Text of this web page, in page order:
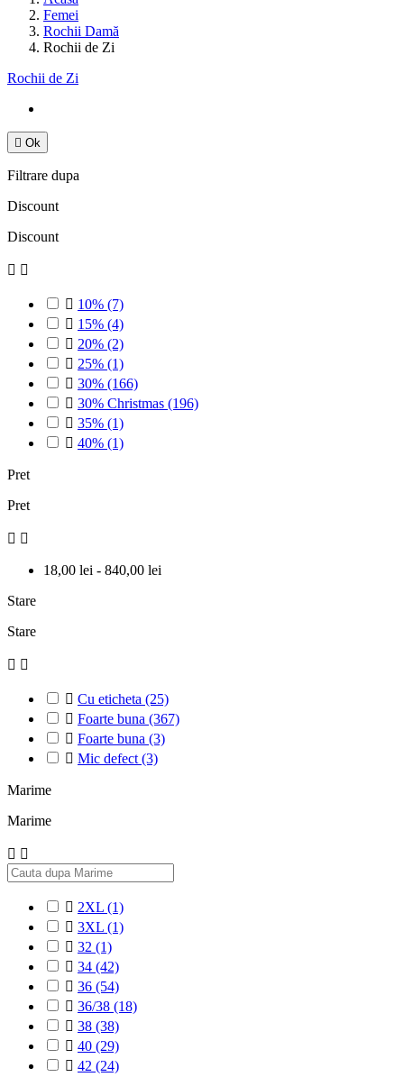
Femei
Rochii Damă
Rochii de Zi
Rochii de Zi
 Ok
Filtrare dupa
Discount
Discount
 
 10% (7)
 15% (4)
 20% (2)
 25% (1)
 30% (166)
 30% Christmas (196)
 35% (1)
 40% (1)
Pret
Pret
 
18,00 lei - 840,00 lei
Stare
Stare
 
 Cu eticheta (25)
 Foarte buna (367)
 Foarte buna (3)
 Mic defect (3)
Marime
Marime
 
 2XL (1)
 3XL (1)
 32 (1)
 34 (42)
 36 (54)
 36/38 (18)
 38 (38)
 40 (29)
 42 (24)